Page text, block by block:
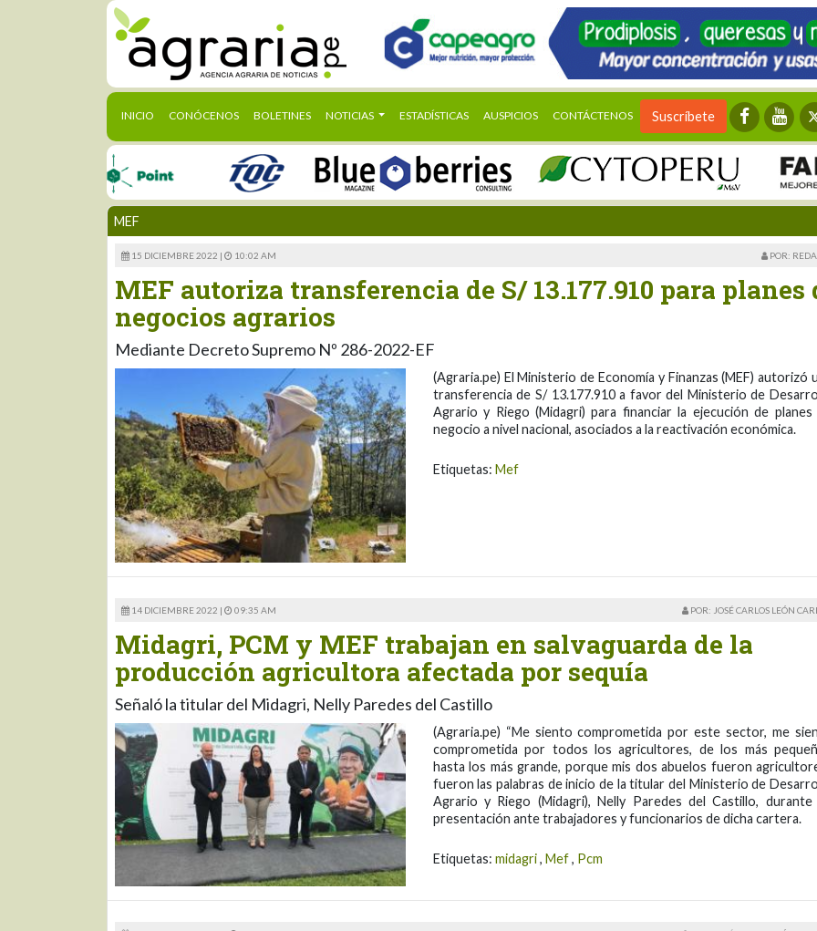
INICIO (CURRENT)
CONÓCENOS BOLETINES NOTICIAS ESTADÍSTICAS AUSPICIOS CONTÁCTENOS Suscríbete
MEF
15 DICIEMBRE 2022 | 10:02 AM POR:
MEF autoriza transferencia de S/ 13.177.910 para planes
negocios agrarios
Mediante Decreto Supremo Nº 286-2022-EF
(Agraria.pe) El Ministerio de Economía y Finanzas (MEF) autorizó
transferencia de S/ 13.177.910 a favor del Ministerio de
Agrario y Riego (Midagri) para financiar la ejecución de planes
negocio a nivel nacional, asociados a la reactivación económica.
Etiquetas: Mef
14 DICIEMBRE 2022 | 09:35 AM POR: JOSÉ CARLOS LEÓN
Midagri, PCM y MEF trabajan en salvaguarda de la
producción agricultora afectada por sequía
Señaló la titular del Midagri, Nelly Paredes del Castillo
(Agraria.pe) “Me siento comprometida por este sector, me
comprometida por todos los agricultores, de los más
hasta los más grande, porque mis dos abuelos fueron
fueron las palabras de inicio de la titular del Ministerio de
Agrario y Riego (Midagri), Nelly Paredes del Castillo, durante
presentación ante trabajadores y funcionarios de dicha cartera.
Etiquetas: midagri, Mef, Pcm